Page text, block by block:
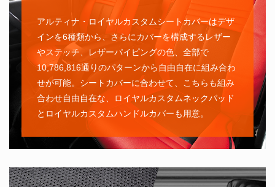
アルティナ・ロイヤルカスタムシートカバーはデザ
インを6種類から、さらにカバーを構成するレザー
やステッチ、レザーパイピングの色、全部で
10,786,816通りのパターンから自由自在に組み合わ
せが可能。シートカバーに合わせて、こちらも組み
合わせ自由自在な、ロイヤルカスタムネックパッド
とロイヤルカスタムハンドルカバーも用意。